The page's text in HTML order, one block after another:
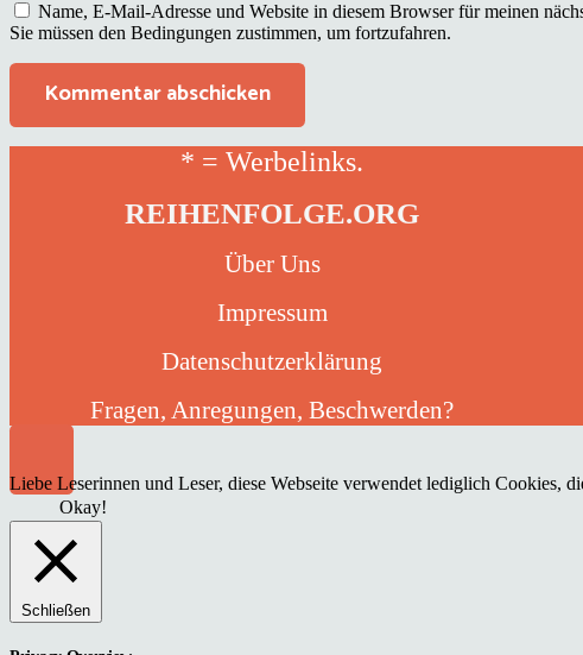
Name, E-Mail-Adresse und Website in diesem Browser für meinen
Sie müssen den Bedingungen zustimmen, um fortzufahren.
Kommentar abschicken
* = Werbelinks.
REIHENFOLGE.ORG
Über Uns
Impressum
Datenschutzerklärung
Fragen, Anregungen, Beschwerden?
Liebe Leserinnen und Leser, diese Webseite verwendet lediglich Cookies,
Okay!
Schließen